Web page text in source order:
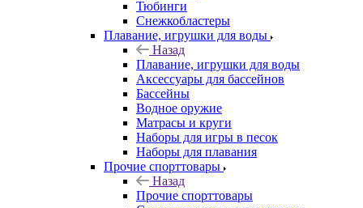
Тюбинги
Снежкобластеры
Плавание, игрушки для воды
Назад
Плавание, игрушки для воды
Аксессуары для бассейнов
Бассейны
Водное оружие
Матрасы и круги
Наборы для игры в песок
Наборы для плавания
Прочие спорттовары
Назад
Прочие спорттовары